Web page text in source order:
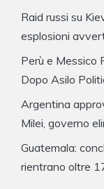
Raid russi su
esplosioni
Perù e Messico
Dopo Asilo
Argentina
Milei, governo
Guatemala:
rientrano oltre